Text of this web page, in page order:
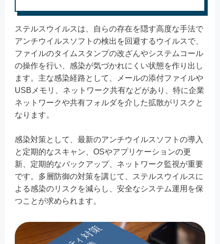
ステルスウイルスは、自らの存在を隠す高度な手法で
アンチウイルスソフトの検出を回避するウイルスで、
ファイルのタイムスタンプの改ざんやシステムコール
の操作を行い、感染が気づかれにくい状態を作り出し
ます。主な感染経路として、メールの添付ファイルや
USBメモリ、ネットワーク共有などがあり、特に企業
ネットワークや共有フォルダを介した拡散がリスクと
なります。
感染対策として、最新のアンチウイルスソフトの導入
と定期的なスキャン、OSやアプリケーションの更
新、定期的なバックアップ、ネットワーク監視が重要
です。多層防御の対策を講じて、ステルスウイルスに
よる感染のリスクを減らし、安全なシステム運用を保
つことが求められます。